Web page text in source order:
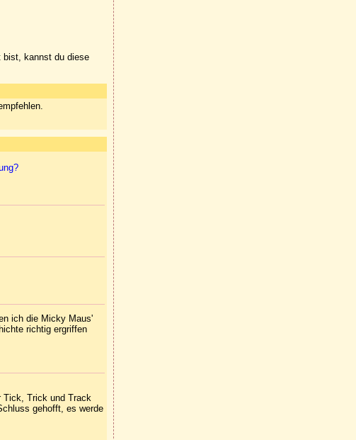
bist, kannst du diese
ich die Micky Maus'
richtig ergriffen
Tick, Trick und Track
gehofft, es werde